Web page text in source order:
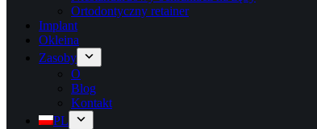
Ortodontyczny retainer
Implant
Okleina
Zasoby
O
Blog
Kontakt
PL